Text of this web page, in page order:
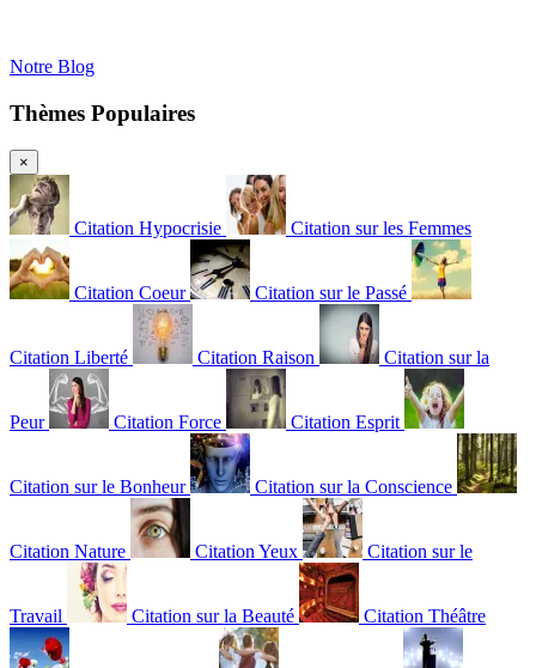
Notre Blog
Thèmes Populaires
×
Citation Hypocrisie Citation sur les Femmes
Citation Coeur Citation sur le Passé
Citation Liberté Citation Raison Citation sur la
Peur Citation Force Citation Esprit
Citation sur le Bonheur Citation sur la Conscience
Citation Nature Citation Yeux Citation sur le
Travail Citation sur la Beauté Citation Théâtre